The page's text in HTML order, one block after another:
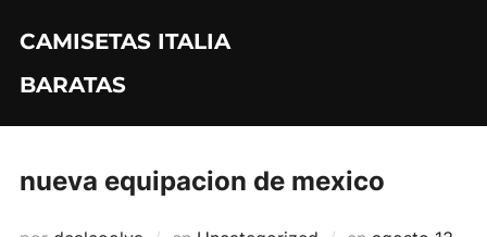
contenido
CAMISETAS ITALIA
BARATAS
nueva equipacion de mexico